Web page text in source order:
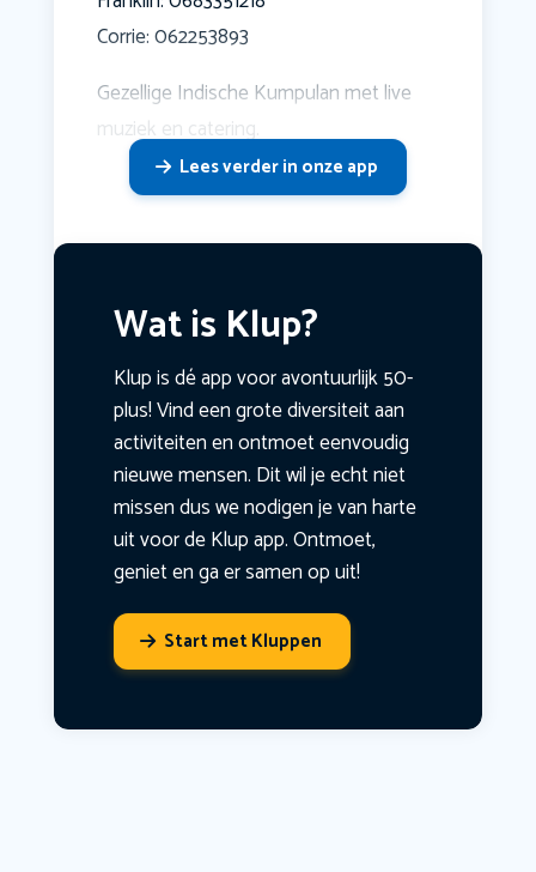
Corrie: 062253893
Gezellige Indische Kumpulan met live
muziek en catering.
Lees verder in onze app
Wat is Klup?
Klup is dé app voor avontuurlijk 50-
plus! Vind een grote diversiteit aan
activiteiten en ontmoet eenvoudig
nieuwe mensen. Dit wil je echt niet
missen dus we nodigen je van harte
uit voor de Klup app. Ontmoet,
geniet en ga er samen op uit!
Start met Kluppen